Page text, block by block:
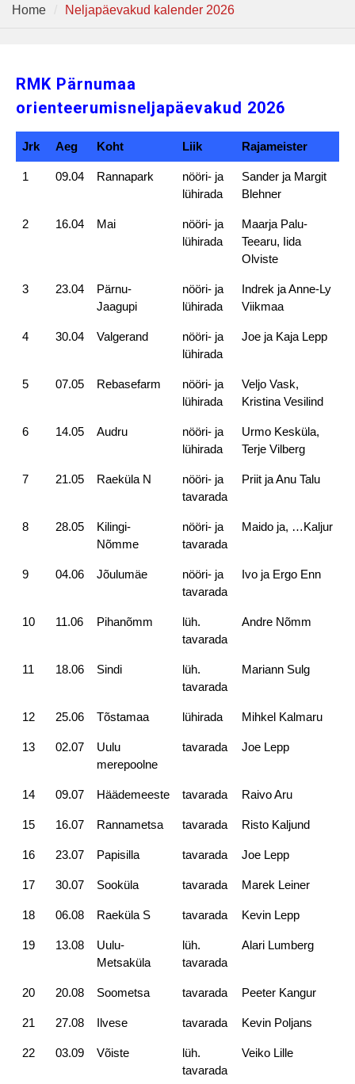
Home Neljapäevakud kalender 2026
RMK Pärnumaa
orienteerumisneljapäevakud 2026
Jrk Aeg Koht Liik Rajameister
1 09.04 Rannapark
nööri- ja
lühirada
Sander ja Margit
Blehner
2 16.04 Mai
nööri- ja
lühirada
Maarja Palu-
Teearu, Iida
Olviste
3 23.04
Pärnu-
Jaagupi
nööri- ja
lühirada
Indrek ja Anne-Ly
Viikmaa
4 30.04 Valgerand
nööri- ja
lühirada
Joe ja Kaja Lepp
5 07.05 Rebasefarm
nööri- ja
lühirada
Veljo Vask,
Kristina Vesilind
6 14.05 Audru
nööri- ja
lühirada
Urmo Kesküla,
Terje Vilberg
7 21.05 Raeküla N
nööri- ja
tavarada
Priit ja Anu Talu
8 28.05
Kilingi-
Nõmme
nööri- ja
tavarada
Maido ja, …Kaljur
9 04.06 Jõulumäe
nööri- ja
tavarada
Ivo ja Ergo Enn
10 11.06 Pihanõmm
lüh.
tavarada
Andre Nõmm
11 18.06 Sindi
lüh.
tavarada
Mariann Sulg
12 25.06 Tõstamaa lühirada Mihkel Kalmaru
13 02.07
Uulu
merepoolne
tavarada Joe Lepp
14 09.07 Häädemeeste tavarada Raivo Aru
15 16.07 Rannametsa tavarada Risto Kaljund
16 23.07 Papisilla tavarada Joe Lepp
17 30.07 Sooküla tavarada Marek Leiner
18 06.08 Raeküla S tavarada Kevin Lepp
19 13.08
Uulu-
Metsaküla
lüh.
tavarada
Alari Lumberg
20 20.08 Soometsa tavarada Peeter Kangur
21 27.08 Ilvese tavarada Kevin Poljans
22 03.09 Võiste
lüh.
tavarada
Veiko Lille